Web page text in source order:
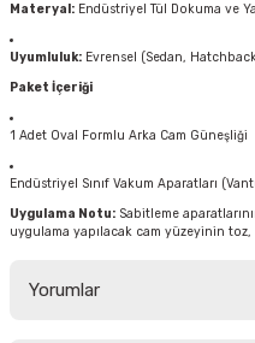
Materyal: Endüstriyel Tül Dokuma ve
Uyumluluk: Evrensel (Sedan,
Paket İçeriği
1 Adet Oval Formlu Arka Cam Güneşliği
Endüstriyel Sınıf Vakum Aparatları
Uygulama Notu: Sabitleme
uygulama yapılacak cam yüzeyinin toz,
Yorumlar